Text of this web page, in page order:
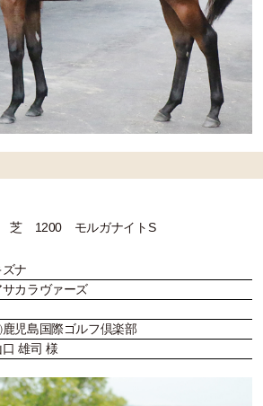
1200 モルガナイトS
ズナ
サカラヴァーズ
鹿児島国際ゴルフ倶楽部
口 雄司 様